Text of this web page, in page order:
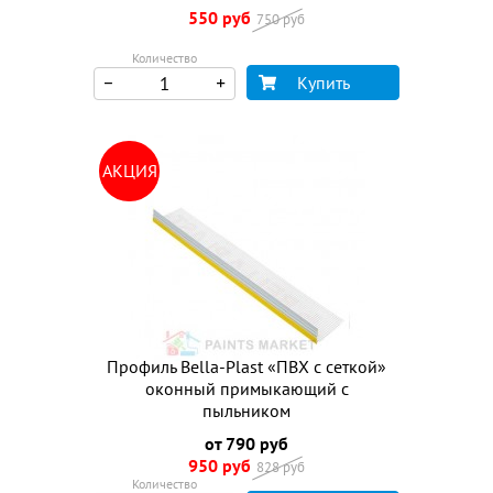
550 руб 750 руб
Количество
Купить
АКЦИЯ
Профиль Bella-Plast «ПВХ с сеткой»
оконный примыкающий с
пыльником
от 790 руб
950 руб 828 руб
Количество